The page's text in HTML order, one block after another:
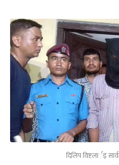
दिलिप विष्टलार्इ